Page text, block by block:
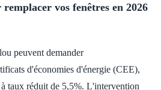
vos fenêtres en 2026
peuvent demander
d'économies d'énergie (CEE),
taux réduit de 5,5%. L'intervention